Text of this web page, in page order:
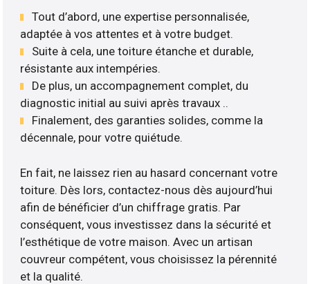
Tout d’abord, une expertise personnalisée,
adaptée à vos attentes et à votre budget.
Suite à cela, une toiture étanche et durable,
résistante aux intempéries.
De plus, un accompagnement complet, du
diagnostic initial au suivi après travaux ..
Finalement, des garanties solides, comme la
décennale, pour votre quiétude.
En fait, ne laissez rien au hasard concernant votre
toiture. Dès lors, contactez-nous dès aujourd’hui
afin de bénéficier d’un chiffrage gratis. Par
conséquent, vous investissez dans la sécurité et
l’esthétique de votre maison. Avec un artisan
couvreur compétent, vous choisissez la pérennité
et la qualité.